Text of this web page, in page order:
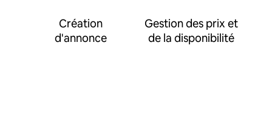
Création
d'annonce
Gestion des prix et
de la disponibilité